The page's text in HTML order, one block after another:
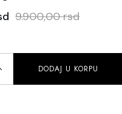
9.900,00rsd
DODAJ U KORPU